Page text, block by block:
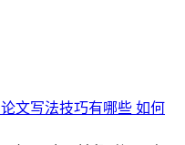
论文写法技巧有哪些 如何